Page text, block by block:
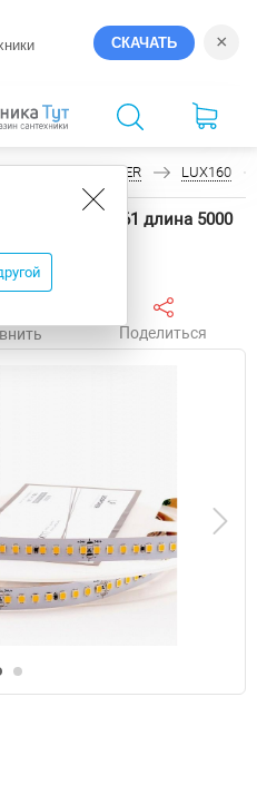
СКАЧАТЬ ×
LEDS POWER LUX160
LUX160 6161 длина 5000
Поделиться